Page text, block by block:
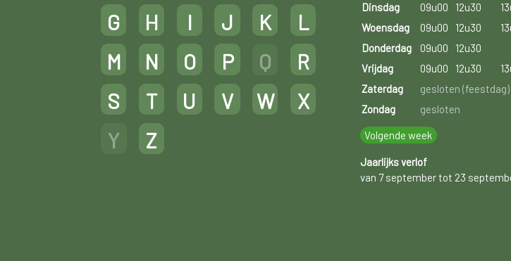
G
H I J K
L
M
N O P Q
R
S
T U V W
X
Y
Z
Dinsdag
09u00 12u30
Woensdag
09u00 12u30
Donderdag
09u00
12u30
Vrijdag
09u00 12u30
Zaterdag
gesloten (feestdag)
Zondag
gesloten
Volgende week
Jaarlijks verlof
van 7 september tot 23